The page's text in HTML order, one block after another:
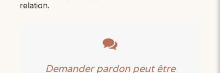
relation.
Demander pardon peut être